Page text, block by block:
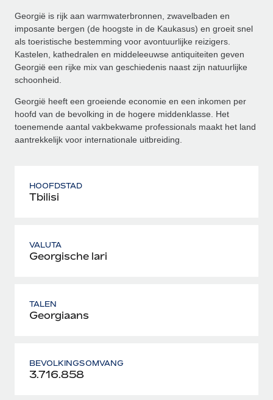
Georgië is rijk aan warmwaterbronnen, zwavelbaden en
imposante bergen (de hoogste in de Kaukasus) en groeit snel
als toeristische bestemming voor avontuurlijke reizigers.
Kastelen, kathedralen en middeleeuwse antiquiteiten geven
Georgië een rijke mix van geschiedenis naast zijn natuurlijke
schoonheid.
Georgië heeft een groeiende economie en een inkomen per
hoofd van de bevolking in de hogere middenklasse. Het
toenemende aantal vakbekwame professionals maakt het land
aantrekkelijk voor internationale uitbreiding.
HOOFDSTAD
Tbilisi
VALUTA
Georgische lari
TALEN
Georgiaans
BEVOLKINGSOMVANG
3.716.858